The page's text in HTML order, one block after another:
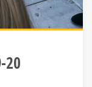
20